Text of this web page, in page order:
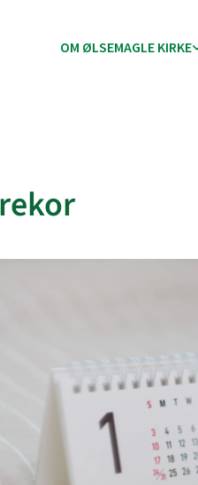
OM ØLSEMAGLE KIRKE